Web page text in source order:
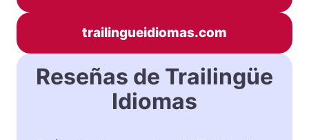
trailingueidiomas.com
Reseñas de Trailingüe
Idiomas